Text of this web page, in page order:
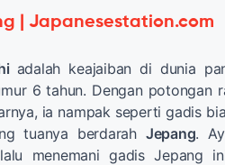
| Japanesestation.com
adalah keajaiban di dunia
6 tahun. Dengan potongan
ia nampak seperti gadis
tuanya berdarah Jepang.
menemani gadis Jepang